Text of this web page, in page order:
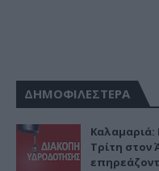
ΔΗΜΟΦΙΛΕΣΤΕΡΑ
Τρίτη στον